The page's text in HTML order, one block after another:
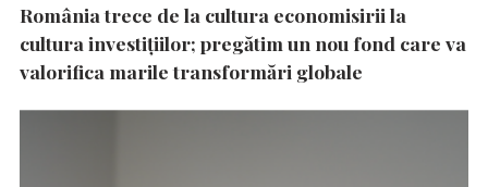
România trece de la cultura economisirii la
cultura investițiilor; pregătim un nou fond care va
valorifica marile transformări globale